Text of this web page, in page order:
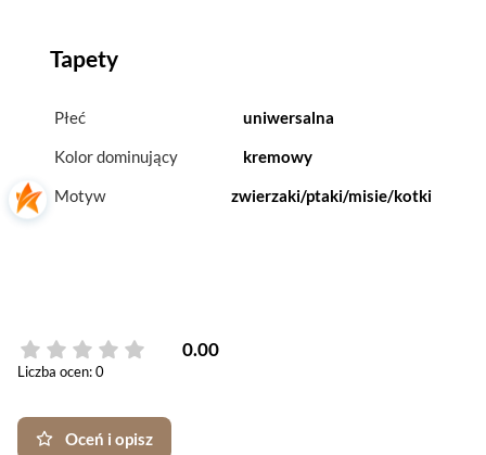
Tapety
Płeć uniwersalna
Motyw zwierzaki/ptaki/misie/kotki
Kolor dominujący kremowy
0.00
Liczba ocen: 0
Oceń i opisz